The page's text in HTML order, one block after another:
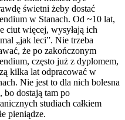
świetni żeby dostać
w Stanach. Od ~10 lat,
ciut więcej, wysyłają ich
„jak leci”. Nie trzeba
że po zakończonym
często już z dyplomem,
kilka lat odpracować w
Nie jest to dla nich bolesna
bo dostają tam po
studiach całkiem
pieniądze.